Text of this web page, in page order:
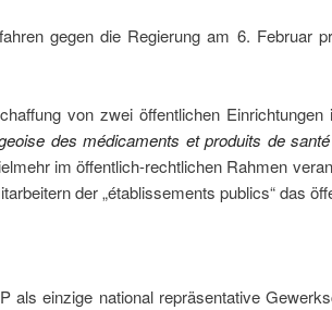
gegen die Regierung am 6. Februar
von zwei öffentlichen
des médicaments et produits de santé
im öffentlich-rechtlichen Rahmen
der „établissements publics“ das
einzige national repräsentative